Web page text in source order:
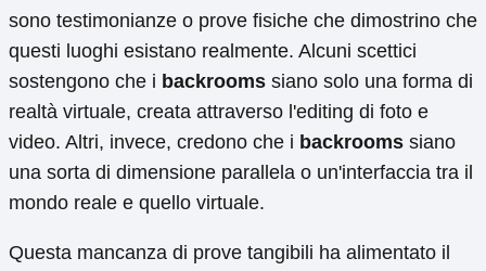
sono testimonianze o prove fisiche che dimostrino che
questi luoghi esistano realmente. Alcuni scettici
sostengono che i backrooms siano solo una forma di
realtà virtuale, creata attraverso l'editing di foto e
video. Altri, invece, credono che i backrooms siano
una sorta di dimensione parallela o un'interfaccia tra il
mondo reale e quello virtuale.
Questa mancanza di prove tangibili ha alimentato il